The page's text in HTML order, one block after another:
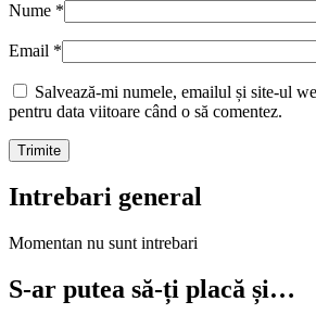
Nume *
Email *
Salvează-mi numele, emailul și site-ul
pentru data viitoare când o să comentez.
Intrebari general
Momentan nu sunt intrebari
S-ar putea să-ți placă și…